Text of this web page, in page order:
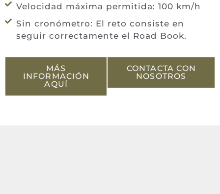
Velocidad máxima permitida: 100 km/h
Sin cronómetro: El reto consiste en
seguir correctamente el Road Book.
MÁS
INFORMACIÓN
AQUÍ
CONTACTA CON
NOSOTROS